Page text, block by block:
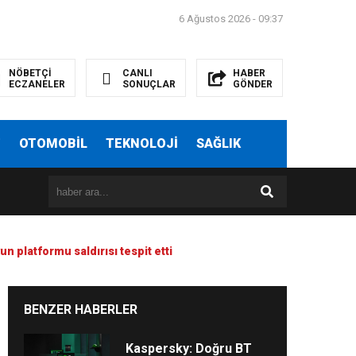
6 Ağustos 2026 - 09:37
NÖBETÇİ
ECZANELER
CANLI
SONUÇLAR
HABER
GÖNDER
OTOMOBİL TEKNOLOJİ SAĞLIK
platformu saldırısı tespit etti
BENZER HABERLER
Kaspersky: Doğru BT